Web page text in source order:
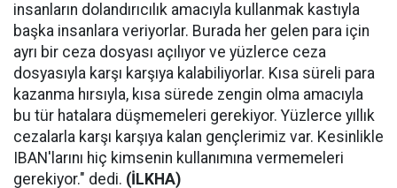
insanların dolandırıcılık amacıyla kullanmak kastıyla
başka insanlara veriyorlar. Burada her gelen para için
ayrı bir ceza dosyası açılıyor ve yüzlerce ceza
dosyasıyla karşı karşıya kalabiliyorlar. Kısa süreli para
kazanma hırsıyla, kısa sürede zengin olma amacıyla
bu tür hatalara düşmemeleri gerekiyor. Yüzlerce yıllık
cezalarla karşı karşıya kalan gençlerimiz var. Kesinlikle
IBAN'larını hiç kimsenin kullanımına vermemeleri
gerekiyor." dedi. (İLKHA)